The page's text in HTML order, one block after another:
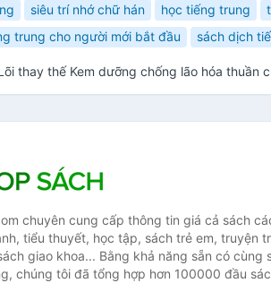
siêu trí nhớ chữ hán học tiếng trung
trung cho người mới bắt đầu
sách dịch
thay thế Kem dưỡng chống lão hóa thuần
chuyên cung cấp thông tin giá cả sách
tiểu thuyết, học tập, sách trẻ em, truyện
giao khoa... Bằng khả năng sẵn có cùng
chúng tôi đã tổng hợp hơn 100000 đầu